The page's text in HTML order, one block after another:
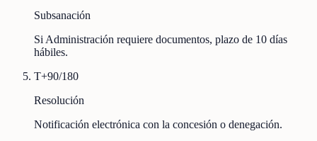
Subsanación
Si Administración requiere documentos, plazo de 10 días
hábiles.
T+90/180
Resolución
Notificación electrónica con la concesión o denegación.